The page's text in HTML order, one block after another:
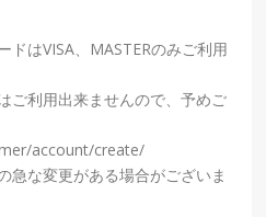
ドはVISA、MASTERのみご利用
ご利用出来ませんので、予めご
account/create/
急な変更がある場合がございま